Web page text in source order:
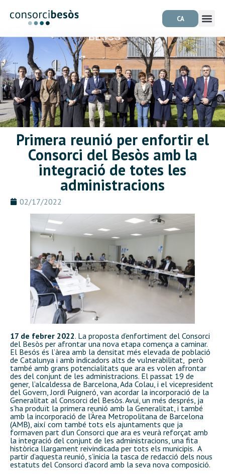
CA
Primera reunió per enfortir el
Consorci del Besòs amb la
integració de totes les
administracions
02/17/2022
17 de febrer 2022. La proposta d’enfortiment del Consorci
del Besòs per afrontar una nova etapa comença a caminar.
El Besós és l’àrea amb la densitat més elevada de població
de Catalunya i amb indicadors alts de vulnerabilitat, però
també amb grans potencialitats que ara es volen afrontar
des del conjunt de les administracions. El passat 19 de
gener, l’alcaldessa de Barcelona, Ada Colau, i el vicepresident
del Govern, Jordi Puigneró, van acordar la incorporació de la
Generalitat al Consorci del Besòs. Avui, un més després, ja
s’ha produït la primera reunió amb la Generalitat, i també
amb la incorporació de l’Àrea Metropolitana de Barcelona
(AMB), així com també tots els ajuntaments que ja
formaven part d’un Consorci que ara es veurà reforçat amb
la integració del conjunt de les administracions, una fita
històrica llargament reivindicada per tots els municipis. A
partir d’aquesta reunió, s’inicia la tasca de redacció dels nous
estatuts del Consorci d’acord amb la seva nova composició.